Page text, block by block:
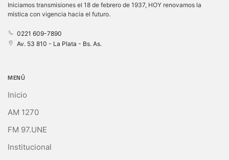
Iniciamos transmisiones el 18 de febrero de 1937, HOY renovamos la
mística con vigencia hacia el futuro.
0221 609-7890
Av. 53 810 - La Plata - Bs. As.
MENÚ
Inicio
AM 1270
FM 97.UNE
Institucional